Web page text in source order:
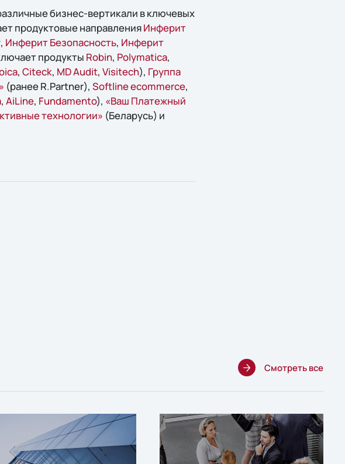
бизнес-вертикали в ключевых
продуктовые направленияИнферит
, Инферит Безопасность, Инферит
продукты Robin, Polymatica,
, Citeck, MD Audit, Visitech), Группа
(ранее R.Partner), Softline ecommerce,
, AiLine, Fundamento), «Ваш Платежный
технологии» (Беларусь) и
Смотреть все